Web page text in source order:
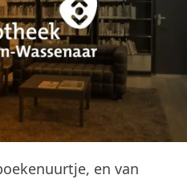
en van